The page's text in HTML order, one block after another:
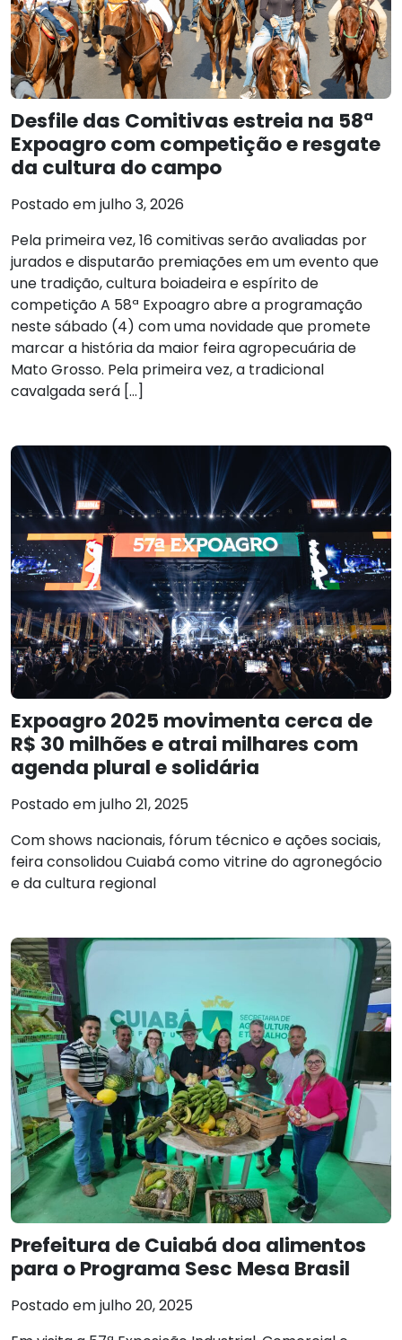
Desfile das Comitivas estreia na 58ª
Expoagro com competição e resgate
da cultura do campo
Postado em julho 3, 2026
Pela primeira vez, 16 comitivas serão avaliadas por
jurados e disputarão premiações em um evento que
une tradição, cultura boiadeira e espírito de
competição A 58ª Expoagro abre a programação
neste sábado (4) com uma novidade que promete
marcar a história da maior feira agropecuária de
Mato Grosso. Pela primeira vez, a tradicional
cavalgada será […]
Expoagro 2025 movimenta cerca de
R$ 30 milhões e atrai milhares com
agenda plural e solidária
Postado em julho 21, 2025
Com shows nacionais, fórum técnico e ações sociais,
feira consolidou Cuiabá como vitrine do agronegócio
e da cultura regional
Prefeitura de Cuiabá doa alimentos
para o Programa Sesc Mesa Brasil
Postado em julho 20, 2025